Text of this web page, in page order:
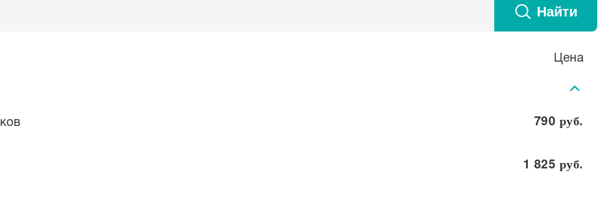
Найти
Цена
790 руб.
1 825 руб.